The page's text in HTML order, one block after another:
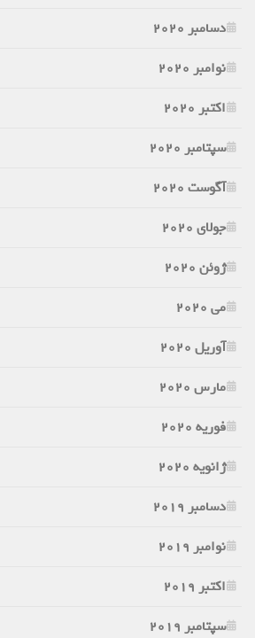
دسامبر 2020
نوامبر 2020
اکتبر 2020
سپتامبر 2020
آگوست 2020
جولای 2020
ژوئن 2020
می 2020
آوریل 2020
مارس 2020
فوریه 2020
ژانویه 2020
دسامبر 2019
نوامبر 2019
اکتبر 2019
سپتامبر 2019